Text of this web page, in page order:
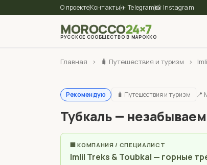
О проектеКонтакты✈️ Telegram📸 Instagram
MOROCCO24×7
РУССКОЕ СООБЩЕСТВО В МАРОККО
Главная › 🧳 Путешествия и туризм ›
Рекомендую 🧳 Путешествия и туризм 📍
Тубкаль —
🏢 КОМПАНИЯ / СПЕЦИАЛИСТ
Imlil Treks & Toubkal — горные